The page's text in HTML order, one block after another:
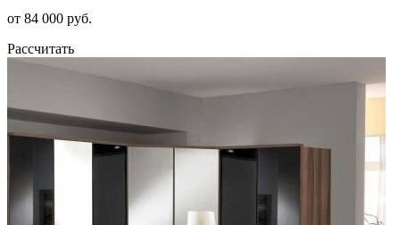
от 84 000 руб.
Рассчитать